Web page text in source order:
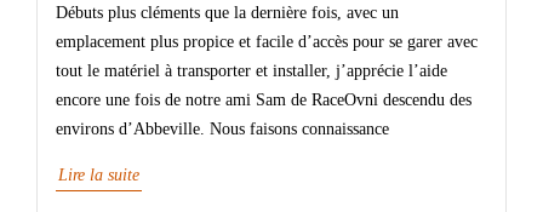
Débuts plus cléments que la dernière fois, avec un
emplacement plus propice et facile d’accès pour se garer avec
tout le matériel à transporter et installer, j’apprécie l’aide
encore une fois de notre ami Sam de RaceOvni descendu des
environs d’Abbeville. Nous faisons connaissance
Lire la suite